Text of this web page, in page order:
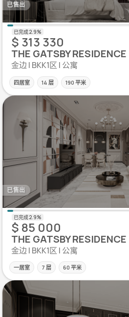
已售出
$ 313 330
THE GATSBY RESIDENCE
金边 | BKK1区 | 公寓
四居室 14 层 190 平米
已售出
$ 85 000
THE GATSBY RESIDENCE
金边 | BKK1区 | 公寓
一居室 7 层 60 平米